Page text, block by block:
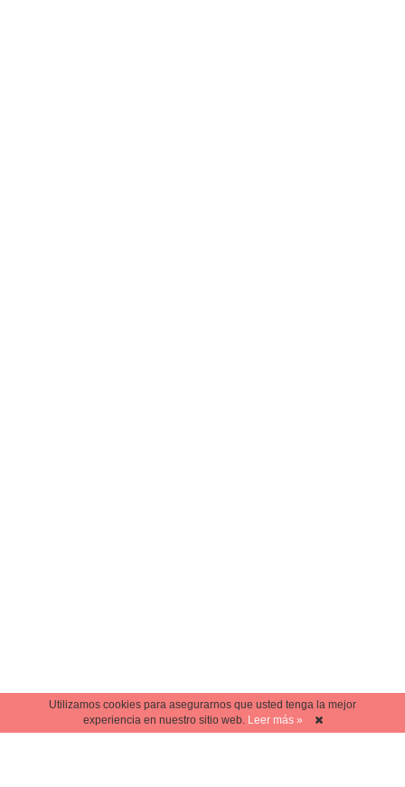
Utilizamos cookies para asegurarnos que usted tenga la mejor
experiencia en nuestro sitio web. Leer más »